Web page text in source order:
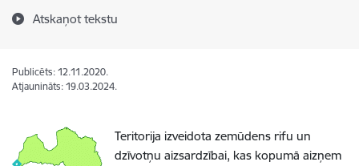
Atskaņot tekstu
Publicēts: 12.11.2020.
Atjaunināts: 19.03.2024.
Teritorija izveidota zemūdens rifu un
dzīvotņu aizsardzībai, kas kopumā aizņem